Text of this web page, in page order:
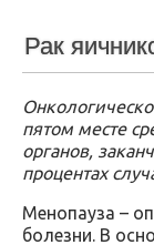
Рак
пятом месте
органов,
процентах
Менопауза –
болезни. В